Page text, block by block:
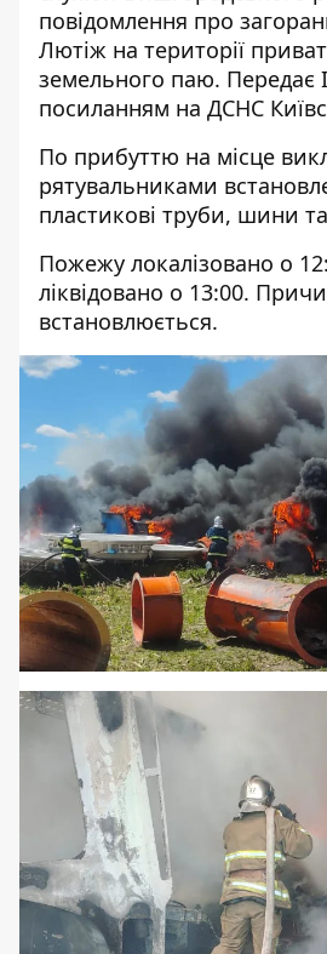
повідомлення про
Лютіж на території
земельного паю. Передає
посиланням на ДСНС
По прибуттю на місце
рятувальниками
пластикові труби, шини
Пожежу локалізовано о
ліквідовано о 13:00.
встановлюється.